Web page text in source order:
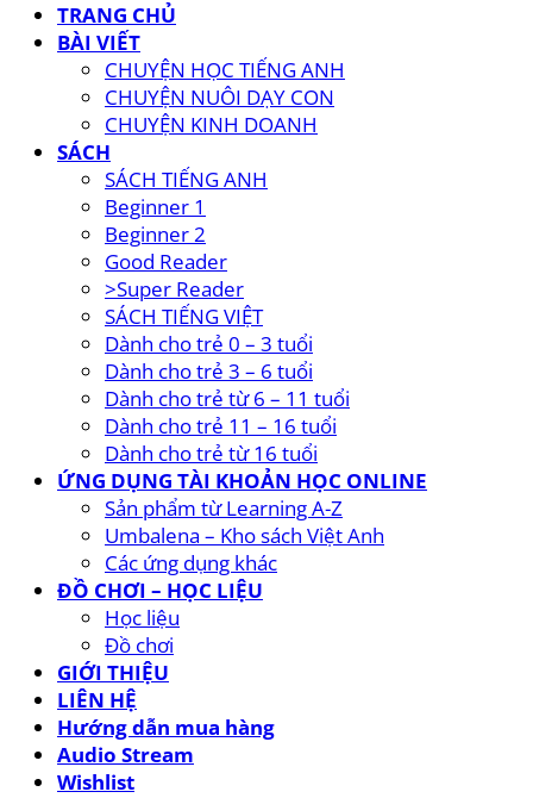
TRANG CHỦ
BÀI VIẾT
CHUYỆN HỌC TIẾNG ANH
CHUYỆN NUÔI DẠY CON
CHUYỆN KINH DOANH
SÁCH
SÁCH TIẾNG ANH
Beginner 1
Beginner 2
Good Reader
>Super Reader
SÁCH TIẾNG VIỆT
Dành cho trẻ 0 – 3 tuổi
Dành cho trẻ 3 – 6 tuổi
Dành cho trẻ từ 6 – 11 tuổi
Dành cho trẻ 11 – 16 tuổi
Dành cho trẻ từ 16 tuổi
ỨNG DỤNG TÀI KHOẢN HỌC ONLINE
Sản phẩm từ Learning A-Z
Umbalena – Kho sách Việt Anh
Các ứng dụng khác
ĐỒ CHƠI – HỌC LIỆU
Học liệu
Đồ chơi
GIỚI THIỆU
LIÊN HỆ
Hướng dẫn mua hàng
Audio Stream
Wishlist